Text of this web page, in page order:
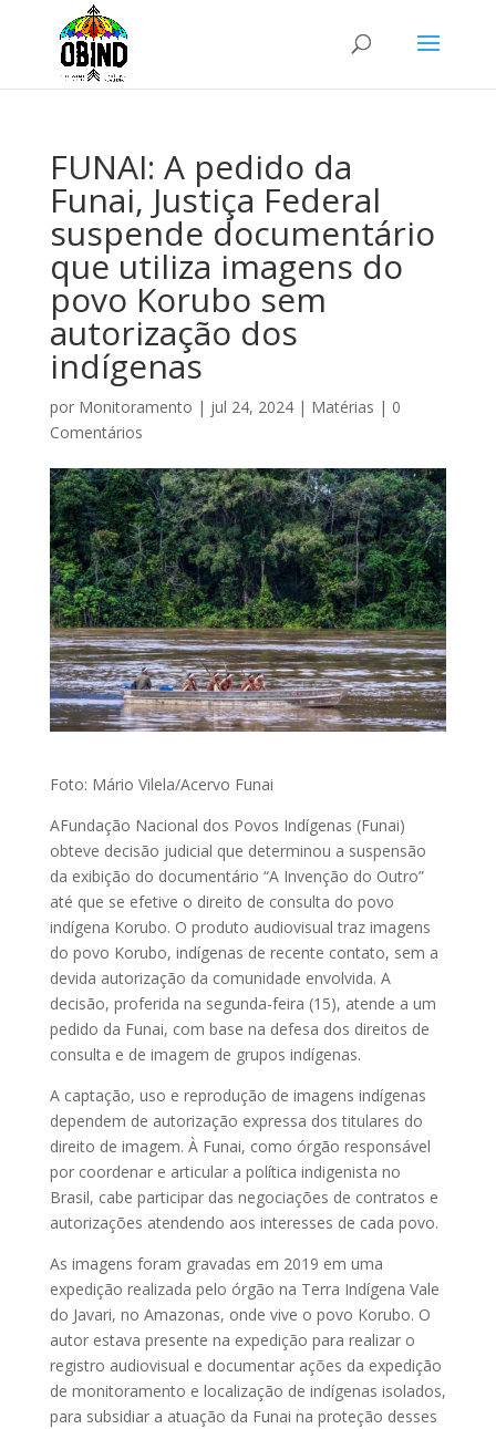
FUNAI: A pedido da
Funai, Justiça Federal
suspende documentário
que utiliza imagens do
povo Korubo sem
autorização dos
indígenas
por Monitoramento | jul 24, 2024| Matérias | 0
Comentários
Foto: Mário Vilela/Acervo Funai
AFundação Nacional dos Povos Indígenas (Funai)
obteve decisão judicial que determinou a suspensão
da exibição do documentário “A Invenção do Outro”
até que se efetive o direito de consulta do povo
indígena Korubo. O produto audiovisual traz imagens
do povo Korubo, indígenas de recente contato, sem a
devida autorização da comunidade envolvida. A
decisão, proferida na segunda-feira (15), atende a um
pedido da Funai, com base na defesa dos direitos de
consulta e de imagem de grupos indígenas.
A captação, uso e reprodução de imagens indígenas
dependem de autorização expressa dos titulares do
direito de imagem. À Funai, como órgão responsável
por coordenar e articular a política indigenista no
Brasil, cabe participar das negociações de contratos e
autorizações atendendo aos interesses de cada povo.
As imagens foram gravadas em 2019 em uma
expedição realizada pelo órgão na Terra Indígena Vale
do Javari, no Amazonas, onde vive o povo Korubo. O
autor estava presente na expedição para realizar o
registro audiovisual e documentar ações da expedição
de monitoramento e localização de indígenas isolados,
para subsidiar a atuação da Funai na proteção desses